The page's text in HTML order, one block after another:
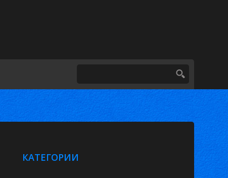
КАТЕГОРИИ